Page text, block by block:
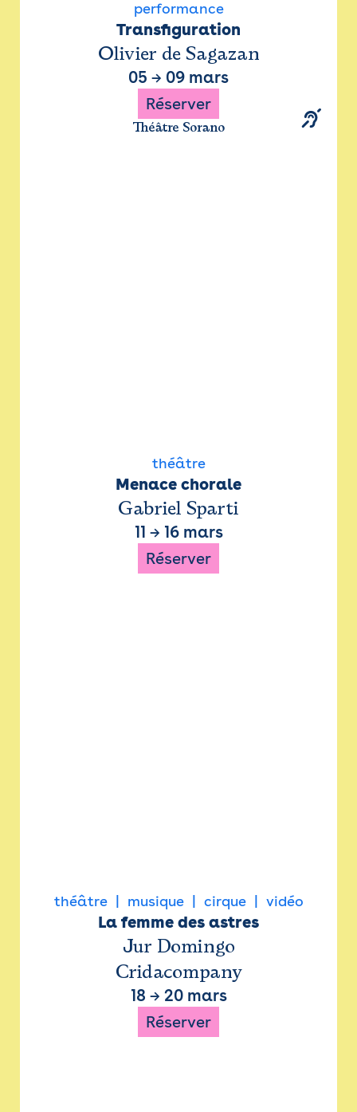
performance
Transfiguration
Olivier de Sagazan
05 → 09 mars
Réserver
Théâtre Sorano
théâtre
Menace chorale
Gabriel Sparti
11 → 16 mars
Réserver
théâtre musique cirque vidéo
La femme des astres
Jur Domingo
Cridacompany
18 → 20 mars
Réserver